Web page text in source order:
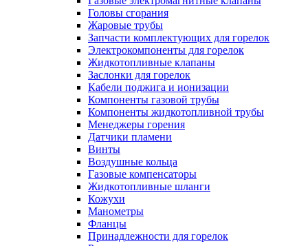
Головы сгорания
Жаровые трубы
Запчасти комплектующих для горелок
Электрокомпоненты для горелок
Жидкотопливные клапаны
Заслонки для горелок
Кабели поджига и ионизации
Компоненты газовой трубы
Компоненты жидкотопливной трубы
Менеджеры горения
Датчики пламени
Винты
Воздушные кольца
Газовые компенсаторы
Жидкотопливные шланги
Кожухи
Манометры
Фланцы
Принадлежности для горелок